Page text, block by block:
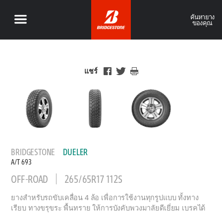
ค้นหายาง
ของคุณ
แชร์
BRIDGESTONE DUELER
A/T 693
OFF-ROAD 265/65R17 112S
ยางสำหรับรถขับเคลื่อน 4 ล้อ เพื่อการใช้งานทุกรูปแบบ ทั้งทาง
เรียบ ทางขรุขระ พื้นทราย ให้การบังคับพวงมาลัยดีเยี่ยม เบรคได้